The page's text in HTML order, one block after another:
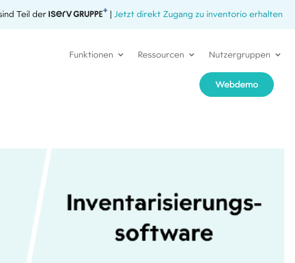
Teil der | Jetzt direkt Zugang zu inventorio erhalten
Funktionen Ressourcen Nutzergruppen
Webdemo